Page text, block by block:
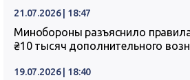
21.07.2026 | 18:47
Минобороны разъяснило
₴10 тысяч дополнительного
19.07.2026 | 18:40